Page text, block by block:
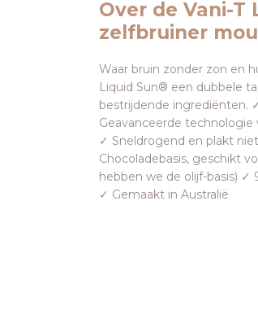
Over de Vani-T
zelfbruiner
Waar bruin zonder zon en
Liquid Sun® een dubbele
bestrijdende ingrediënten.
Geavanceerde
✓ Sneldrogend en plakt
Chocoladebasis, geschikt
hebben we de olijf-basis) ✓
✓ Gemaakt in Australië